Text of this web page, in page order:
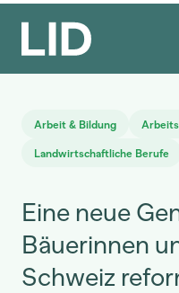
Arbeit & Bildung
Landwirtschaftliche Berufe
Eine neue
Bäuerinnen
Schweiz